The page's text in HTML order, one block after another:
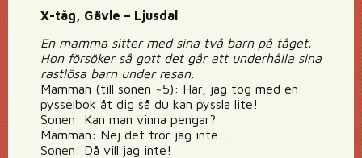
X-tåg, Gävle – Ljusdal
En mamma sitter med sina två barn på tåget.
Hon försöker så gott det går att underhålla sina
rastlösa barn under resan.
Mamman (till sonen ~5): Här, jag tog med en
pysselbok åt dig så du kan pyssla lite!
Sonen: Kan man vinna pengar?
Mamman: Nej det tror jag inte…
Sonen: Då vill jag inte!